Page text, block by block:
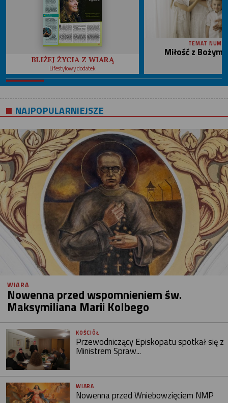
BLIŻEJ ŻYCIA Z WIARĄ
Lifestylowy dodatek
TEMAT
Miłość z
NAJPOPULARNIEJSZE
WIARA
Nowenna przed wspomnieniem św.
Maksymiliana Marii Kolbego
KOŚCIÓŁ
Przewodniczący Episkopatu spotkał się z
Ministrem Spraw...
WIARA
Nowenna przed Wniebowzięciem NMP